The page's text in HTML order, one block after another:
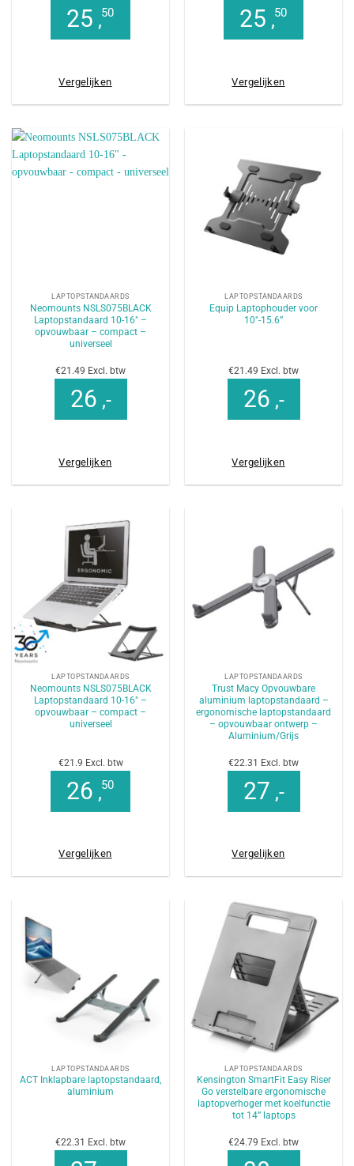
25 ,50
Vergelijken
25 ,50
Vergelijken
LAPTOPSTANDAARDS
Neomounts NSLS075BLACK
Laptopstandaard 10-16″ –
opvouwbaar – compact –
universeel
€21.49 Excl. btw
26 ,-
Vergelijken
LAPTOPSTANDAARDS
Equip Laptophouder voor
10″-15.6”
€21.49 Excl. btw
26 ,-
Vergelijken
LAPTOPSTANDAARDS
Neomounts NSLS075BLACK
Laptopstandaard 10-16″ –
opvouwbaar – compact –
universeel
€21.9 Excl. btw
26 ,50
Vergelijken
LAPTOPSTANDAARDS
Trust Macy Opvouwbare
aluminium laptopstandaard –
ergonomische laptopstandaard
– opvouwbaar ontwerp –
Aluminium/Grijs
€22.31 Excl. btw
27 ,-
Vergelijken
LAPTOPSTANDAARDS
ACT Inklapbare laptopstandaard,
aluminium
€22.31 Excl. btw
LAPTOPSTANDAARDS
Kensington SmartFit Easy Riser
Go verstelbare ergonomische
laptopverhoger met koelfunctie
tot 14” laptops
€24.79 Excl. btw